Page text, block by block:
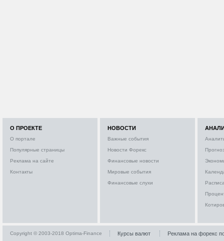
О ПРОЕКТЕ
О портале
Популярные страницы
Реклама на сайте
Контакты
НОВОСТИ
Важные события
Новости Форекс
Финансовые новости
Мировые события
Финансовые слухи
Copyright © 2003-2018 Optima-Finance Курсы валют Реклама на форекс